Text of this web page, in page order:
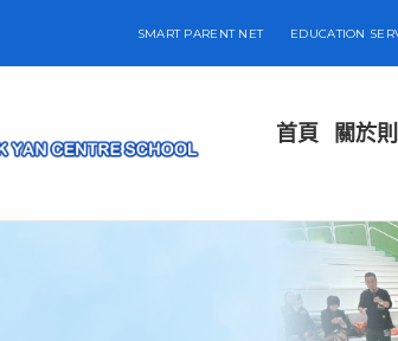
SMART PARENT NET EDUCATION
首頁 關於